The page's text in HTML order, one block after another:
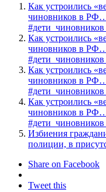
Как устроились
чиновников в РФ…
Как устроились
чиновников в РФ…
Как устроились
чиновников в РФ…
Как устроились
чиновников в РФ…
Избиения
полиции, в
Share on Facebook
Tweet this